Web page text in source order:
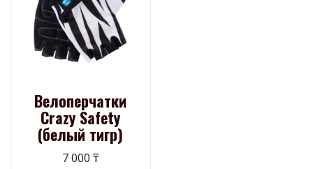
Велоперчатки
Crazy Safety
(белый тигр)
7 000 ₸